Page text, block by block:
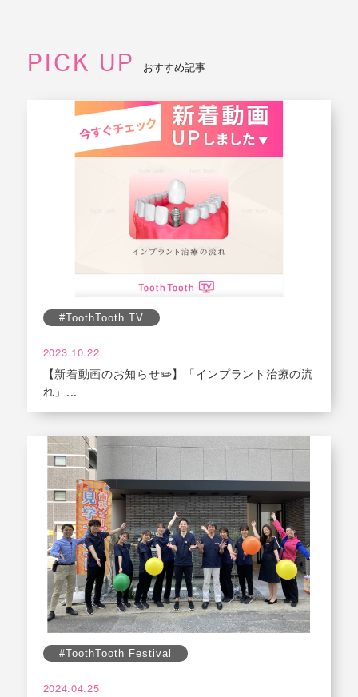
PICK UP おすすめ記事
#ToothTooth TV
2023.10.22
【新着動画のお知らせ✏️】「インプラント治療の流
れ」...
#ToothTooth Festival
2024.04.25